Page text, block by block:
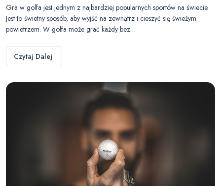
Gra w golfa jest jednym z najbardziej popularnych sportów na świecie.
Jest to świetny sposób, aby wyjść na zewnątrz i cieszyć się świeżym
powietrzem. W golfa może grać każdy bez…
Czytaj Dalej